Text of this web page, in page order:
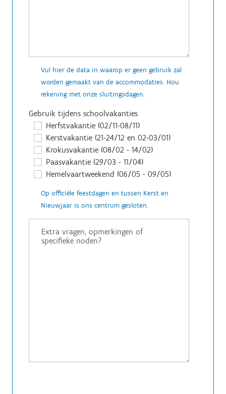
Vul hier de data in waarop er geen gebruik zal
worden gemaakt van de accommodaties. Hou
rekening met onze sluitingsdagen.
Gebruik tijdens schoolvakanties
Herfstvakantie (02/11-08/11)
Kerstvakantie (21-24/12 en 02-03/01)
Krokusvakantie (08/02 - 14/02)
Paasvakantie (29/03 - 11/04)
Hemelvaartweekend (06/05 - 09/05)
Op officiële feestdagen en tussen Kerst en
Nieuwjaar is ons centrum gesloten.